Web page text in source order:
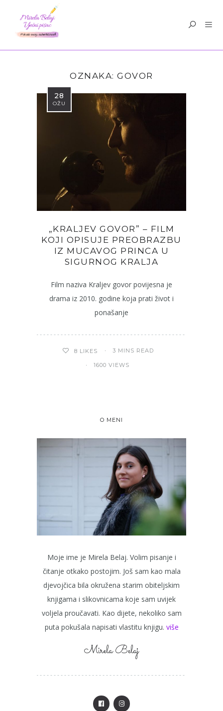
OZNAKA:GOVOR
28
OŽU
„KRALJEV GOVOR” – FILM
KOJI OPISUJE PREOBRAZBU
IZ MUCAVOG PRINCA U
SIGURNOG KRALJA
Film naziva Kraljev govor povijesna je
drama iz 2010. godine koja prati život i
ponašanje
8 LIKES 3 MINS READ
1600 VIEWS
O MENI
Moje ime je Mirela Belaj. Volim pisanje i
čitanje otkako postojim. Još sam kao mala
djevojčica bila okružena starim obiteljskim
knjigama i slikovnicama koje sam uvijek
voljela proučavati. Kao dijete, nekoliko sam
puta pokušala napisati vlastitu knjigu. više
Mirela Belaj